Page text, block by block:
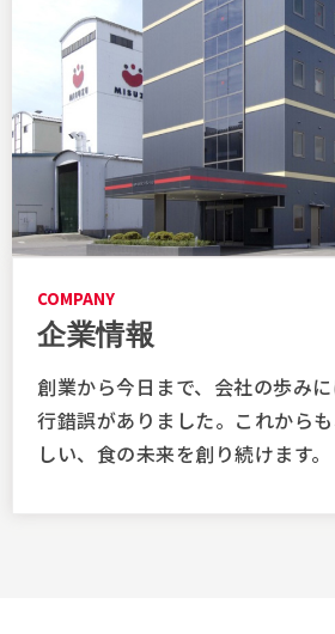
COMPANY
企業情報
創業から今日まで、会社の歩み
行錯誤がありました。これから
しい、食の未来を創り続けます。